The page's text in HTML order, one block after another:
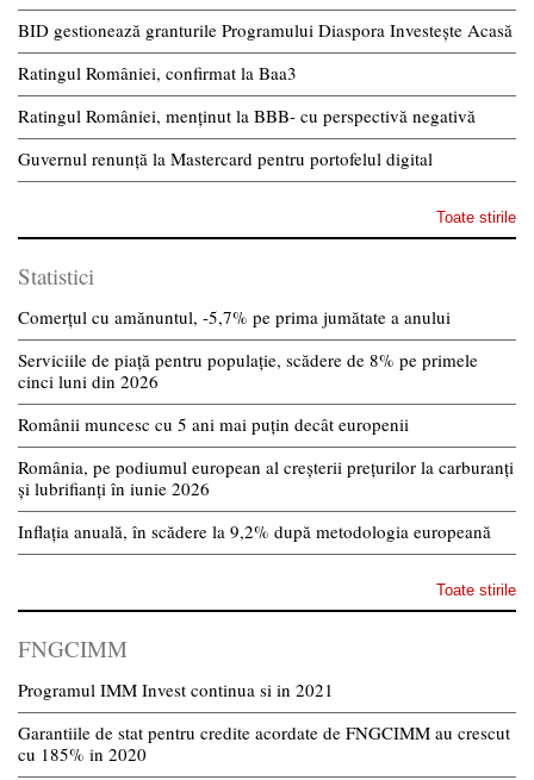
BID gestionează granturile Programului Diaspora Investește Acasă
Ratingul României, confirmat la Baa3
Ratingul României, menținut la BBB- cu perspectivă negativă
Guvernul renunță la Mastercard pentru portofelul digital
Toate stirile
Statistici
Comerțul cu amănuntul, -5,7% pe prima jumătate a anului
Serviciile de piață pentru populație, scădere de 8% pe primele
cinci luni din 2026
Românii muncesc cu 5 ani mai puțin decât europenii
România, pe podiumul european al creșterii prețurilor la carburanți
și lubrifianți în iunie 2026
Inflația anuală, în scădere la 9,2% după metodologia europeană
Toate stirile
FNGCIMM
Programul IMM Invest continua si in 2021
Garantiile de stat pentru credite acordate de FNGCIMM au crescut
cu 185% in 2020